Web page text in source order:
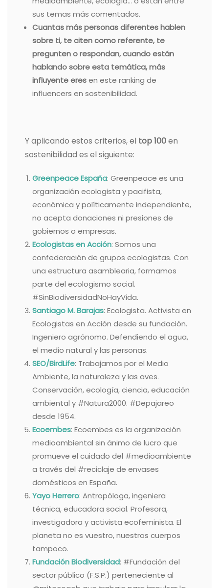
sus temas más comentados.
Cuantas más personas diferentes hablen
sobre ti, te citen como referente, te
pregunten o respondan, cuando están
hablando sobre esta temática, más
influyente eresen este ranking de
influencers en sostenibilidad.
Y aplicando estos criterios, el top 100en
sostenibilidad es el siguiente:
Greenpeace España: Greenpeace es una
organización ecologista y pacifista,
económica y políticamente independiente,
no acepta donaciones ni presiones de
gobiernos o empresas.
Ecologistas en Acción: Somos una
confederación de grupos ecologistas. Con
una estructura asamblearia, formamos
parte del ecologismo social.
#SinBiodiversidadNoHayVida.
Santiago M. Barajas: Ecologista. Activista en
Ecologistas en Acción desde su fundación.
Ingeniero agrónomo. Defendiendo el agua,
el medio natural y las personas.
SEO/BirdLife: Trabajamos por el Medio
Ambiente, la naturaleza y las aves.
Conservación, ecología, ciencia, educación
ambiental y #Natura2000. #Depajareo
desde 1954.
Ecoembes: Ecoembes es la organización
medioambiental sin ánimo de lucro que
promueve el cuidado del #medioambiente
a través del #reciclaje de envases
domésticos en España.
Yayo Herrero: Antropóloga, ingeniera
técnica, educadora social. Profesora,
investigadora y activista ecofeminista. El
planeta no es vuestro, nuestros cuerpos
tampoco.
Fundación Biodiversidad: #Fundación del
sector público (F.S.P.) perteneciente al